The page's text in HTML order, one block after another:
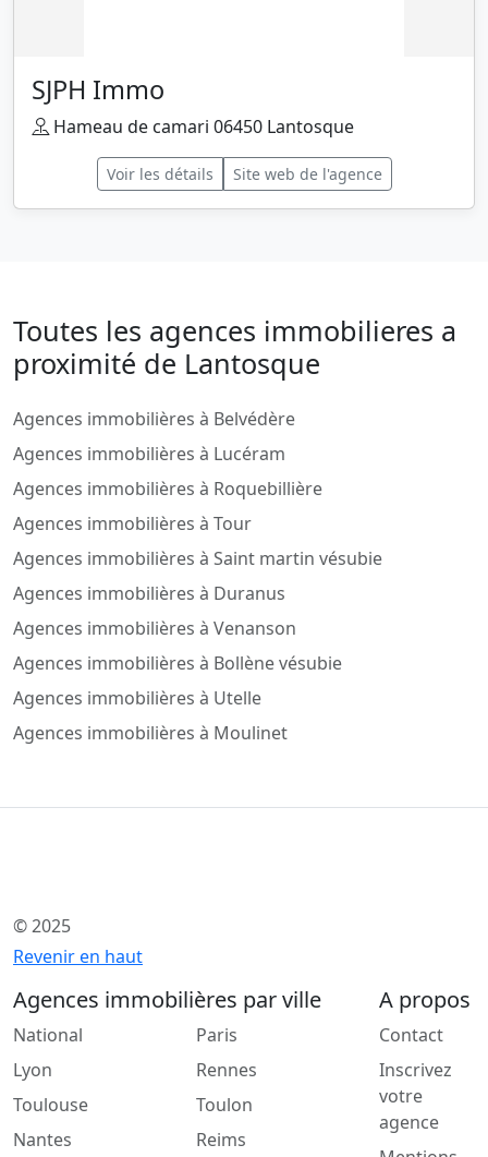
SJPH Immo
Hameau de camari 06450 Lantosque
Voir les détails Site web de l'agence
Toutes les agences immobilieres a
proximité de Lantosque
Agences immobilières à Belvédère
Agences immobilières à Lucéram
Agences immobilières à Roquebillière
Agences immobilières à Tour
Agences immobilières à Saint martin vésubie
Agences immobilières à Duranus
Agences immobilières à Venanson
Agences immobilières à Bollène vésubie
Agences immobilières à Utelle
Agences immobilières à Moulinet
© 2025
Revenir en haut
Agences immobilières par ville
National
Lyon
Toulouse
Nantes
Paris
Rennes
Toulon
Reims
A propos
Contact
Inscrivez
votre
agence